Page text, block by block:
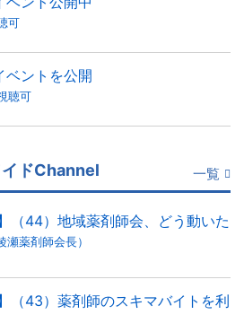
可
ントを公開
聴可
ドChannel 一覧
（44）地域薬剤師会、どう動いた
薬剤師会長）
（43）薬剤師のスキマバイトを利